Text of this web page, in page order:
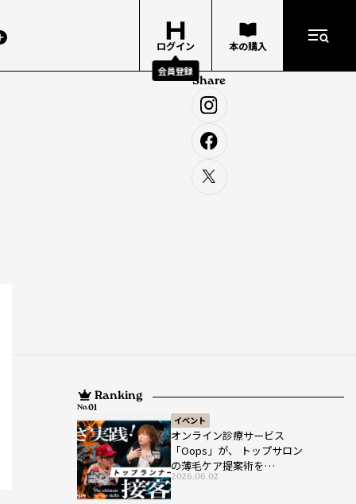
ログイン
会員登録
本の購入
Share
Ranking
イベント
オンライン診療サービス
「Oops」が、 トップサロン
の薄毛ケア提案術を
HAIRCAMPで公開！
2026.06.02
No.